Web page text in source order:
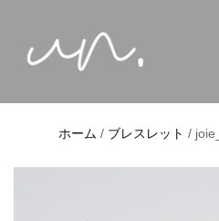
ホーム / ブレスレット /